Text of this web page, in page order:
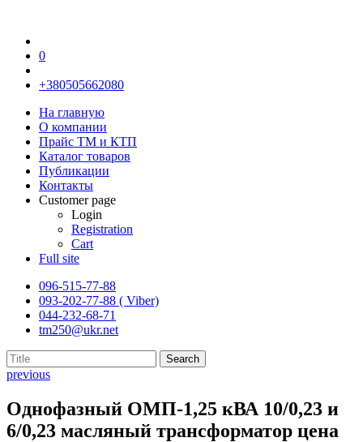
0
+380505662080
На главную
О компании
Прайс TM и КТП
Каталог товаров
Публикации
Контакты
Customer page
Login
Registration
Cart
Full site
096-515-77-88
093-202-77-88 ( Viber)
044-232-68-71
tm250@ukr.net
previous
Однофазный ОМП-1,25 кВА 10/0,23 и
6/0,23 масляный трансформатор цена